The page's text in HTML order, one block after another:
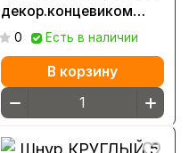
декор.концевиком
ПУЛЬКА п/э ( ≈1,5
0 Есть в наличии
В корзину